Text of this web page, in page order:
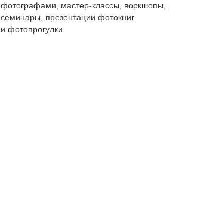
фотографами, мастер-классы, воркшопы,
семинары, презентации фотокниг
и фотопрогулки.